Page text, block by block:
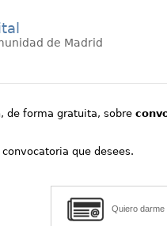
de Madrid
de forma gratuita, sobre
que desees.
Quiero darme